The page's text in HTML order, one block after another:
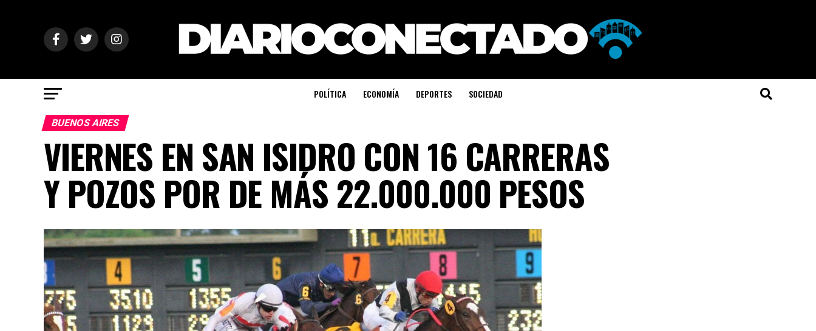
POLÍTICA ECONOMÍA DEPORTES SOCIEDAD
BUENOS AIRES
VIERNES EN SAN ISIDRO CON 16 CARRERAS
Y POZOS POR DE MÁS 22.000.000 PESOS